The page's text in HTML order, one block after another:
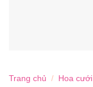
Trang chủ / Hoa cưới